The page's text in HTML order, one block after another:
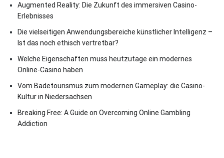
Augmented Reality: Die Zukunft des immersiven Casino-
Erlebnisses
Die vielseitigen Anwendungsbereiche künstlicher Intelligenz –
Ist das noch ethisch vertretbar?
Welche Eigenschaften muss heutzutage ein modernes
Online-Casino haben
Vom Badetourismus zum modernen Gameplay: die Casino-
Kultur in Niedersachsen
Breaking Free: A Guide on Overcoming Online Gambling
Addiction